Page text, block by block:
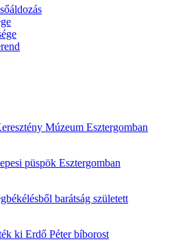
Múzeum Esztergomban
püspök Esztergomban
barátság született
ki Erdő Péter bíborost